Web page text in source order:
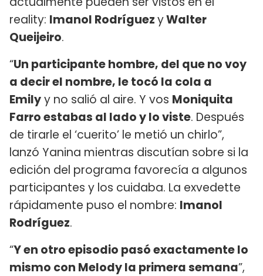
reality: Imanol RodríguezyWalter
Queijeiro.
“Un participante hombre, del que no voy
a decir el nombre, le tocó la cola a
Emilyy no salió al aire. Y vos Moniquita
Farro estabas al lado y lo viste. Después
de tirarle el ‘cuerito’ le metió un chirlo”,
lanzó Yanina mientras discutían sobre si la
edición del programa favorecía a algunos
participantes y los cuidaba. La exvedette
rápidamente puso el nombre: Imanol
Rodríguez.
“Y en otro episodio pasó exactamente lo
mismo con Melody la primera semana”,